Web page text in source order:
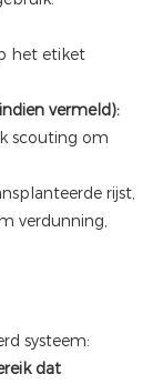
het etiket
vermeld):
scouting om
rijst,
verdunning,
systeem:
dat